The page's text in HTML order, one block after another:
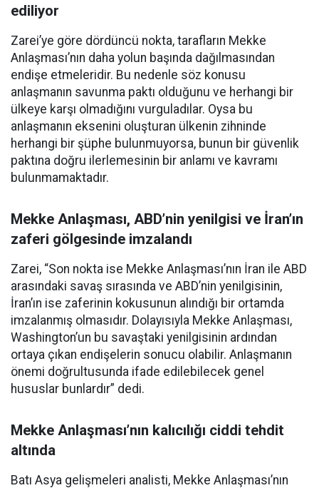
ediliyor
Zarei’ye göre dördüncü nokta, tarafların Mekke
Anlaşması’nın daha yolun başında dağılmasından
endişe etmeleridir. Bu nedenle söz konusu
anlaşmanın savunma paktı olduğunu ve herhangi bir
ülkeye karşı olmadığını vurguladılar. Oysa bu
anlaşmanın eksenini oluşturan ülkenin zihninde
herhangi bir şüphe bulunmuyorsa, bunun bir güvenlik
paktına doğru ilerlemesinin bir anlamı ve kavramı
bulunmamaktadır.
Mekke Anlaşması, ABD’nin yenilgisi ve İran’ın
zaferi gölgesinde imzalandı
Zarei, “Son nokta ise Mekke Anlaşması’nın İran ile ABD
arasındaki savaş sırasında ve ABD’nin yenilgisinin,
İran’ın ise zaferinin kokusunun alındığı bir ortamda
imzalanmış olmasıdır. Dolayısıyla Mekke Anlaşması,
Washington’un bu savaştaki yenilgisinin ardından
ortaya çıkan endişelerin sonucu olabilir. Anlaşmanın
önemi doğrultusunda ifade edilebilecek genel
hususlar bunlardır” dedi.
Mekke Anlaşması’nın kalıcılığı ciddi tehdit
altında
Batı Asya gelişmeleri analisti, Mekke Anlaşması’nın